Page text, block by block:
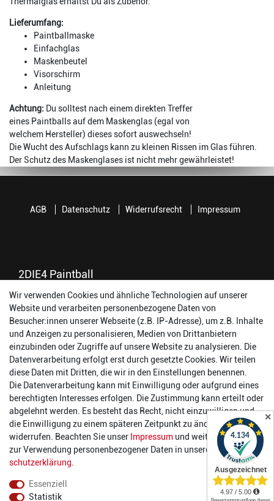
Lieferumfang:
Paintballmaske
Einfachglas
Maskenbeutel
Visorschirm
Anleitung
​Achtung: Du solltest nach einem direkten Treffer
eines Paintballs auf dem Maskenglas (egal von
welchem Hersteller) dieses sofort auswechseln!
Die Wucht des Aufschlags kann zu kleinen Rissen im Glas führen.
Der Schutz des Maskenglases ist nicht mehr gewährleistet!
2DIE4 Paintball
56457 Westerburg
Reinhold-Ferger-Straße 26
order@2die4-sports.com
0 26 63/ 9 68 69 37
Öffnungszeiten
14:00 - 17:00 Uhr
Dienstag:
14:00 - 17:00 Uhr
Mittwoch:
14:00 - 17:00 Uhr
Donnerstag:
14:00 - 17:00 Uhr
14:00 - 19:00 Uhr
10:00 - 17:00 Uhr
AGB Datenschutz Widerrufsrecht Impressum
Wir verwenden Cookies und ähnliche Technologien auf unserer
Website und verarbeiten personenbezogene Daten von
Besucher:innen unserer Webseite (z.B. IP-Adresse), um z.B. Inhalte
und Anzeigen zu personalisieren, Medien von Drittanbietern
einzubinden oder Zugriffe auf unsere Website zu analysieren. Die
Datenverarbeitung erfolgt erst durch gesetzte Cookies. Wir teilen
diese Daten mit Dritten, die wir in den Einstellungen benennen.
Die Datenverarbeitung kann mit Einwilligung oder aufgrund eines
berechtigten Interesses erfolgen. Die Zustimmung kann erteilt oder
abgelehnt werden. Es besteht das Recht, nicht einzuwilligen und
die Einwilligung zu einem späteren Zeitpunkt zu ändern oder zu
widerrufen. Beachten Sie unser Impressum und weitere Hinweise
zur Verwendung personenbezogener Daten in unserer
Daten­
schutz­erklärung
Essenziell
Statistik
✕